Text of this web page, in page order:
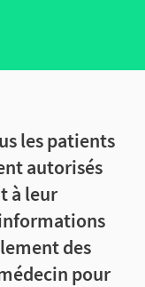
les patients
autorisés
à leur
des
pour